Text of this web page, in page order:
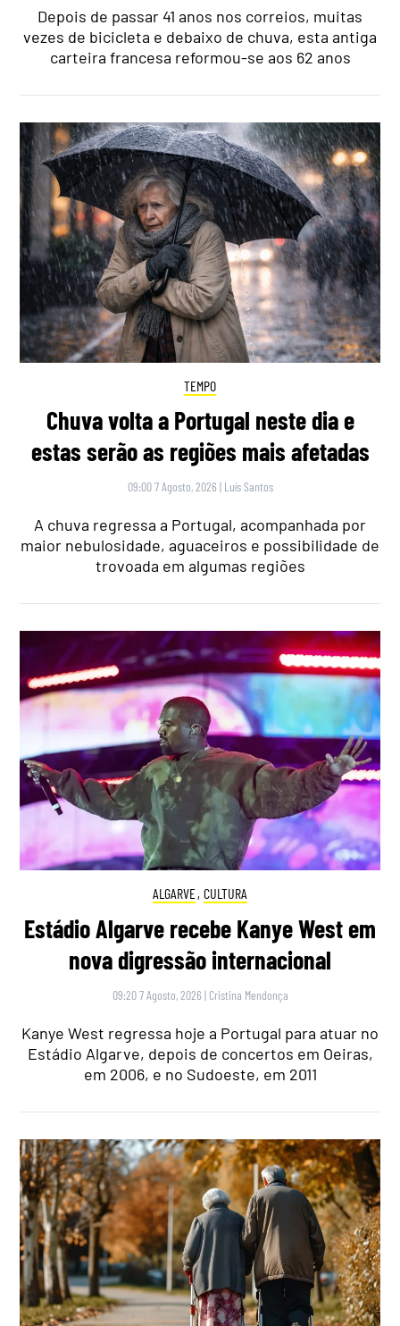
Depois de passar 41 anos nos correios, muitas
vezes de bicicleta e debaixo de chuva, esta antiga
carteira francesa reformou-se aos 62 anos
TEMPO
Chuva volta a Portugal neste dia e
estas serão as regiões mais afetadas
09:00 7 Agosto, 2026 | Luís Santos
A chuva regressa a Portugal, acompanhada por
maior nebulosidade, aguaceiros e possibilidade de
trovoada em algumas regiões
ALGARVE, CULTURA
Estádio Algarve recebe Kanye West em
nova digressão internacional
09:20 7 Agosto, 2026 | Cristina Mendonça
Kanye West regressa hoje a Portugal para atuar no
Estádio Algarve, depois de concertos em Oeiras,
em 2006, e no Sudoeste, em 2011